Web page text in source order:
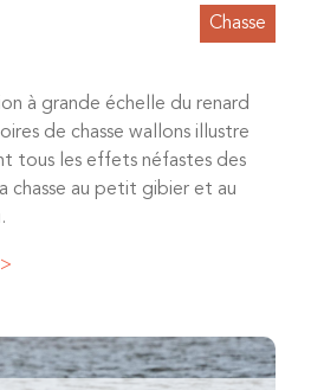
Chasse
à grande échelle du renard
de chasse wallons illustre
tous les effets néfastes des
chasse au petit gibier et au